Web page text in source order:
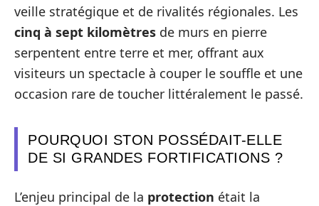
veille stratégique et de rivalités régionales. Les
cinq à sept kilomètres de murs en pierre
serpentent entre terre et mer, offrant aux
visiteurs un spectacle à couper le souffle et une
occasion rare de toucher littéralement le passé.
POURQUOI STON POSSÉDAIT-ELLE
DE SI GRANDES FORTIFICATIONS ?
L’enjeu principal de la protection était la